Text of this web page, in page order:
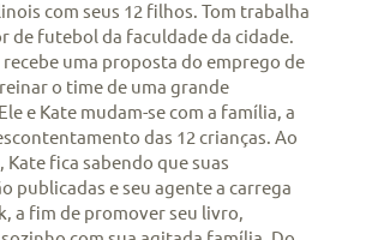
com seus 12 filhos. Tom trabalha
de futebol da faculdade da cidade.
recebe uma proposta do emprego de
o time de uma grande
e Kate mudam-se com a família, a
das 12 crianças. Ao
Kate fica sabendo que suas
publicadas e seu agente a carrega
a fim de promover seu livro,